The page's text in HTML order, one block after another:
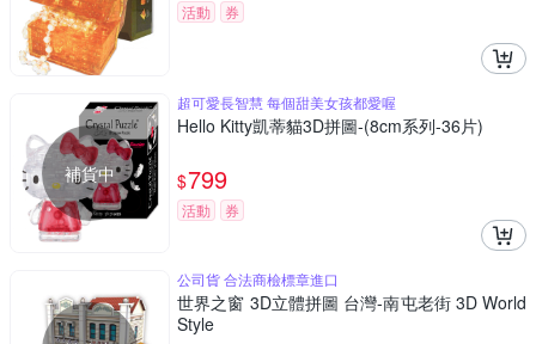
活動 券
補貨中
超可愛長智慧 每個甜美女孩都愛喔
Hello Kitty凱蒂貓3D拼圖-(8cm系列-36片)
$799
活動 券
公司貨 合法商檢標章進口
世界之窗 3D立體拼圖 台灣-南屯老街 3D World
Style